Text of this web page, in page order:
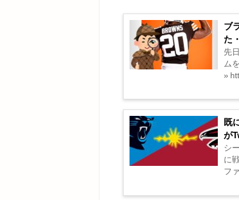
ブ
た
先
ム
»
既
が
シ
に
フ
め